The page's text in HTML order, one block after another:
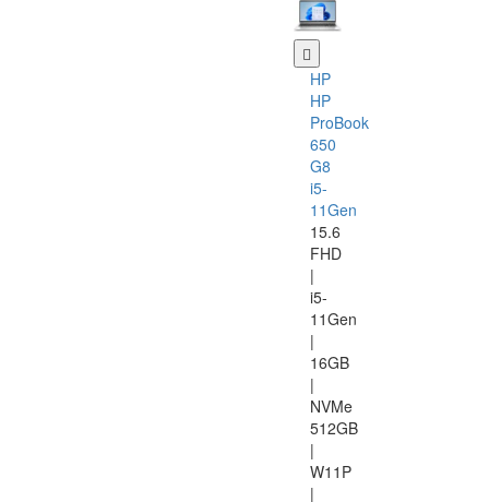
HP
HP
ProBook
650
G8
i5-
11Gen
15.6
FHD
|
i5-
11Gen
|
16GB
|
NVMe
512GB
|
W11P
|